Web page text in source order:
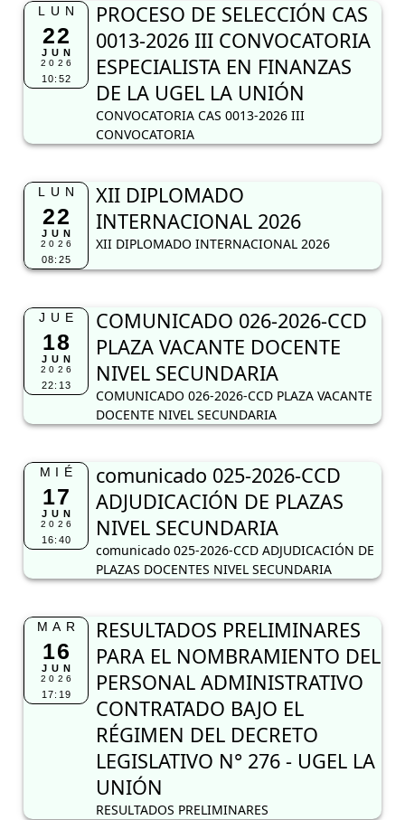
LUN
22
JUN
2026
10:52
PROCESO DE SELECCIÓN CAS
0013-2026 III CONVOCATORIA
ESPECIALISTA EN FINANZAS
DE LA UGEL LA UNIÓN
CONVOCATORIA CAS 0013-2026 III
CONVOCATORIA
LUN
22
JUN
2026
08:25
XII DIPLOMADO
INTERNACIONAL 2026
XII DIPLOMADO INTERNACIONAL 2026
JUE
18
JUN
2026
22:13
COMUNICADO 026-2026-CCD
PLAZA VACANTE DOCENTE
NIVEL SECUNDARIA
COMUNICADO 026-2026-CCD PLAZA VACANTE
DOCENTE NIVEL SECUNDARIA
MIÉ
17
JUN
2026
16:40
comunicado 025-2026-CCD
ADJUDICACIÓN DE PLAZAS
NIVEL SECUNDARIA
comunicado 025-2026-CCD ADJUDICACIÓN DE
PLAZAS DOCENTES NIVEL SECUNDARIA
MAR
16
JUN
2026
17:19
RESULTADOS PRELIMINARES
PARA EL NOMBRAMIENTO DEL
PERSONAL ADMINISTRATIVO
CONTRATADO BAJO EL
RÉGIMEN DEL DECRETO
LEGISLATIVO N° 276 - UGEL LA
UNIÓN
RESULTADOS PRELIMINARES